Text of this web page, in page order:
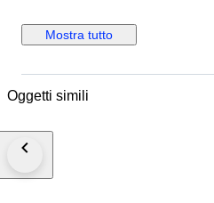
Mostra tutto
Oggetti simili